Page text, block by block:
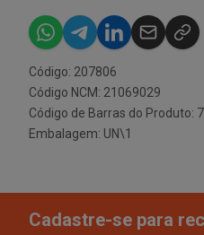
Código: 207806
Código NCM: 21069029
Código de Barras do Produto:
Embalagem: UN\1
Cadastre-se para